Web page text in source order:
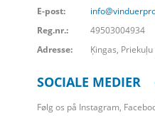
E-post:
Reg.nr.:
49503004934
Adresse:
Ķingas,
SOCIALE MEDIER
Følg os på Instagram,